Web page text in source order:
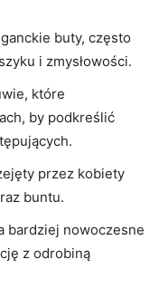
buty, często
i zmysłowości.
które
by podkreślić
przez kobiety
buntu.
bardziej nowoczesne
z odrobiną